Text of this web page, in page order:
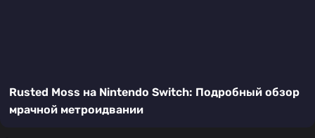
Rusted Moss на Nintendo Switch: Подробный обзор
мрачной метроидвании